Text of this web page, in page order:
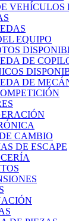
VEHÍCULOS
EQUIPO
DE
DE
CAMBIO
DE ESCAPE